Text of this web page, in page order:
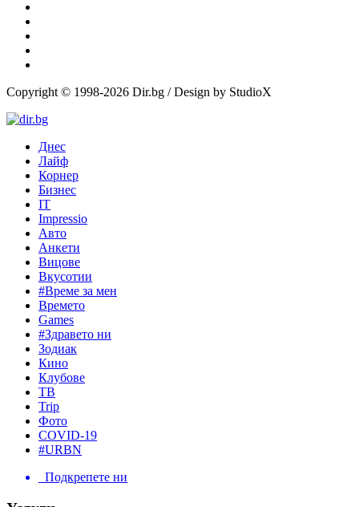
Copyright © 1998-2026 Dir.bg / Design by StudioX
Днес
Лайф
Корнер
Бизнес
IT
Impressio
Авто
Анкети
Вицове
Вкусотии
#Време за мен
Времето
Games
#Здравето ни
Зодиак
Кино
Клубове
ТВ
Trip
Фото
COVID-19
#URBN
Подкрепете ни